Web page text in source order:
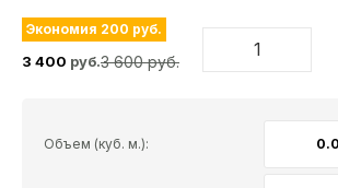
Экономия 200 руб.
3 400 руб.3 600 руб.
Объем (куб. м.):